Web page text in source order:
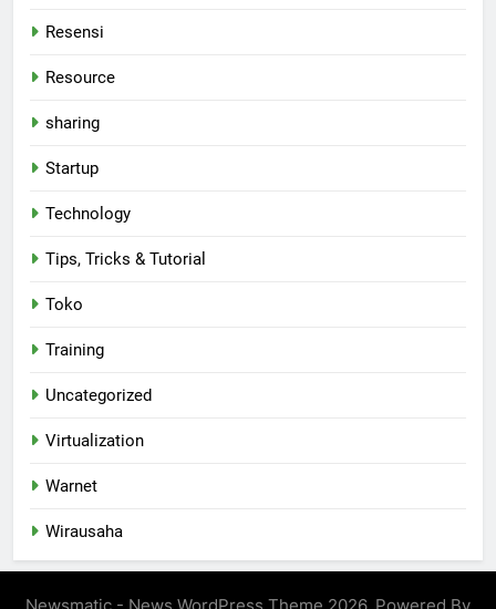
Resensi
Resource
sharing
Startup
Technology
Tips, Tricks & Tutorial
Toko
Training
Uncategorized
Virtualization
Warnet
Wirausaha